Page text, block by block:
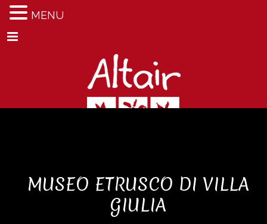
Menu
MUSEO ETRUSCO DI VILLA
GIULIA
MENU